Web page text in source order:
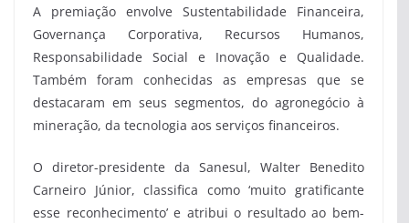
A premiação envolve Sustentabilidade Financeira,
Governança Corporativa, Recursos Humanos,
Responsabilidade Social e Inovação e Qualidade.
Também foram conhecidas as empresas que se
destacaram em seus segmentos, do agronegócio à
mineração, da tecnologia aos serviços financeiros.
O diretor-presidente da Sanesul, Walter Benedito
Carneiro Júnior, classifica como ‘muito gratificante
esse reconhecimento’ e atribui o resultado ao bem-